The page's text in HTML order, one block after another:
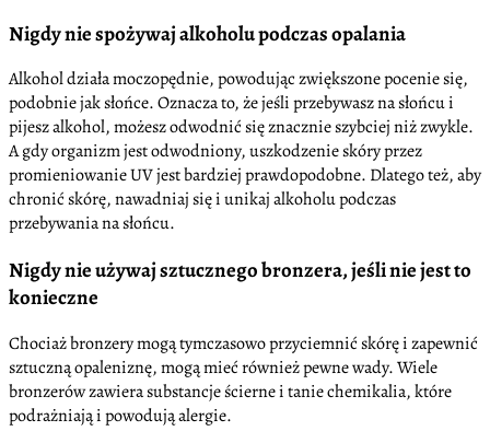
Nigdy nie spożywaj alkoholu podczas opalania
Alkohol działa moczopędnie, powodując zwiększone pocenie się,
podobnie jak słońce. Oznacza to, że jeśli przebywasz na słońcu i
pijesz alkohol, możesz odwodnić się znacznie szybciej niż zwykle.
A gdy organizm jest odwodniony, uszkodzenie skóry przez
promieniowanie UV jest bardziej prawdopodobne. Dlatego też, aby
chronić skórę, nawadniaj się i unikaj alkoholu podczas
przebywania na słońcu.
Nigdy nie używaj sztucznego bronzera, jeśli nie jest to
konieczne
Chociaż bronzery mogą tymczasowo przyciemnić skórę i zapewnić
sztuczną opaleniznę, mogą mieć również pewne wady. Wiele
bronzerów zawiera substancje ścierne i tanie chemikalia, które
podrażniają i powodują alergie.